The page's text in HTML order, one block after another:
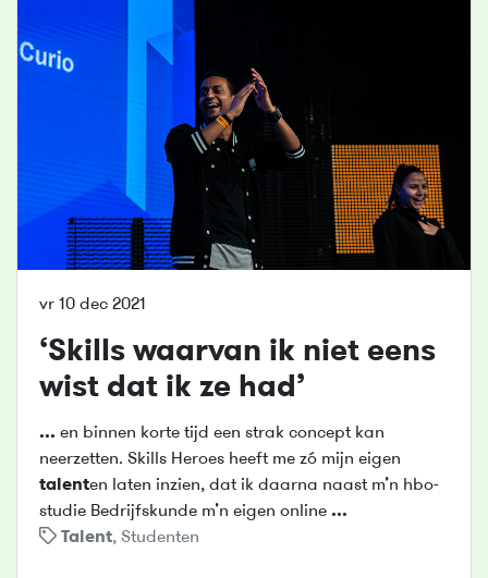
vr 10 dec 2021
‘Skills waarvan ik niet eens
wist dat ik ze had’
... en binnen korte tijd een strak concept kan
neerzetten. Skills Heroes heeft me zó mijn eigen
talenten laten inzien, dat ik daarna naast m’n hbo-
studie Bedrijfskunde m’n eigen online ...
Talent, Studenten